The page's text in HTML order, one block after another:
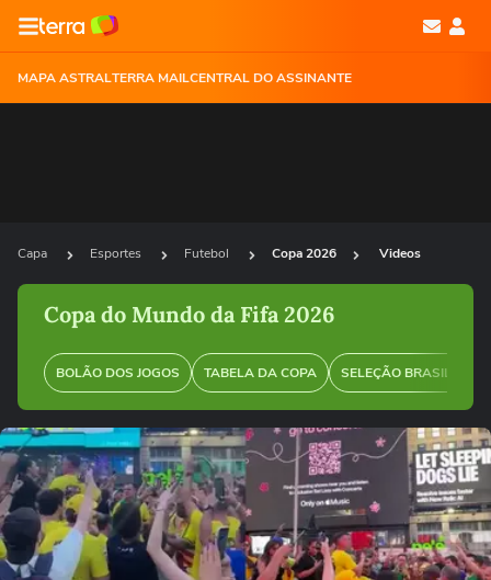
MAPA ASTRALTERRA MAILCENTRAL DO ASSINANTE
Capa Esportes Futebol Copa 2026 Videos
Copa do Mundo da Fifa 2026
BOLÃO DOS JOGOS TABELA DA COPA SELEÇÃO BRASILEIRA
Ops!
Não foi possível reproduzir o vídeo
Tentar novamente